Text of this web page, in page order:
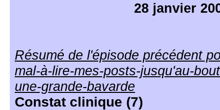
28 janvier
Résumé de l'épisode précédent
mal-à-lire-mes-posts-jusqu'au-
une-grande-bavarde
Constat clinique (7)